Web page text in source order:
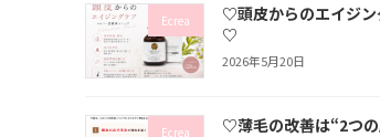
Ecrea
♡頭皮からのエイジン
♡
2026年5月20日
Ecrea
♡薄毛の改善は“2つ